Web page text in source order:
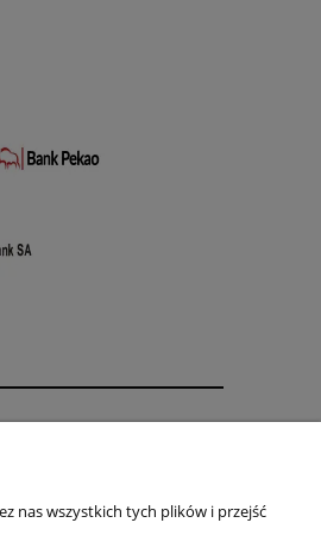
nas wszystkich tych plików i przejść